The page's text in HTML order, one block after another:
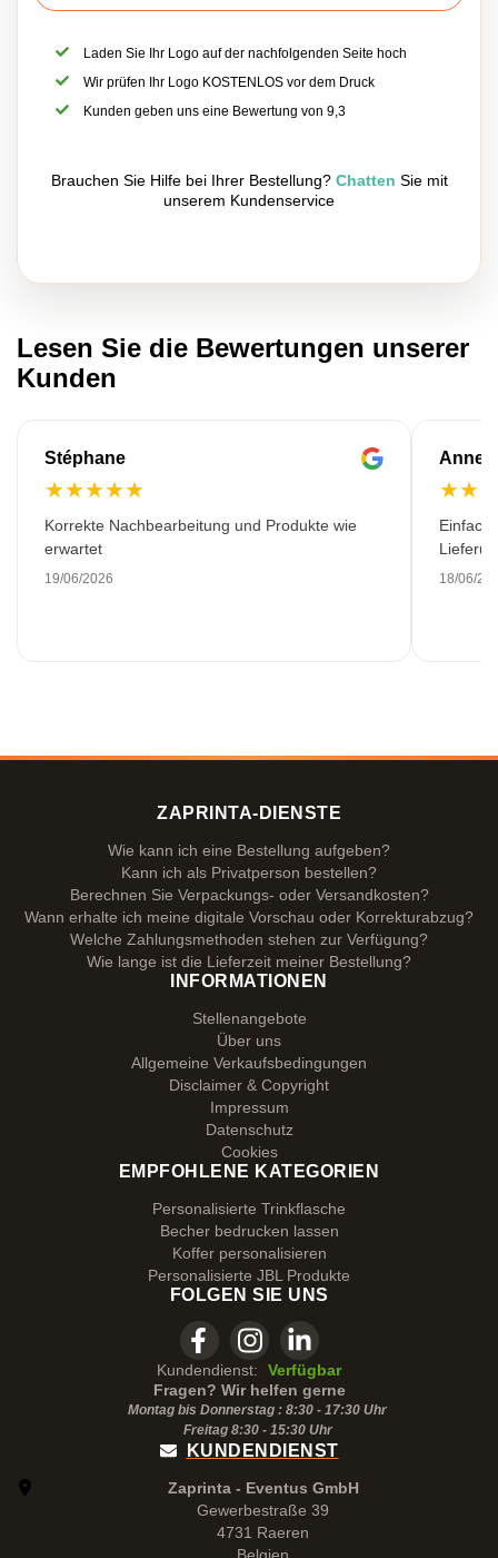
Laden Sie Ihr Logo auf der nachfolgenden Seite hoch
Wir prüfen Ihr Logo KOSTENLOS vor dem Druck
Kunden geben uns eine Bewertung von 9,3
Brauchen Sie Hilfe bei Ihrer Bestellung? Chatten Sie mit
unserem Kundenservice
Lesen Sie die Bewertungen unserer
Kunden
Stéphane
★★★★★
Korrekte Nachbearbeitung und Produkte wie
erwartet
19/06/2026
Anne-
★★
18/06/
ZAPRINTA-DIENSTE
Wie kann ich eine Bestellung aufgeben?
Kann ich als Privatperson bestellen?
Berechnen Sie Verpackungs- oder Versandkosten?
Wann erhalte ich meine digitale Vorschau oder Korrekturabzug?
Welche Zahlungsmethoden stehen zur Verfügung?
Wie lange ist die Lieferzeit meiner Bestellung?
INFORMATIONEN
Stellenangebote
Über uns
Allgemeine Verkaufsbedingungen
Disclaimer & Copyright
Impressum
Datenschutz
Cookies
EMPFOHLENE KATEGORIEN
Personalisierte Trinkflasche
Becher bedrucken lassen
Koffer personalisieren
Personalisierte JBL Produkte
FOLGEN SIE UNS
Kundendienst:
Verfügbar
Fragen? Wir helfen gerne
Montag bis Donnerstag : 8:30 - 17:30 Uhr
Freitag 8:30 - 15:30Uhr
KUNDENDIENST
Zaprinta - Eventus GmbH
Gewerbestraße 39
4731 Raeren